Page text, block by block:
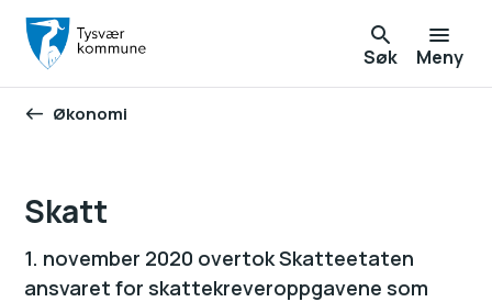
Søk Meny
Du er her:
Økonomi
Skatt
1. november 2020 overtok Skatteetaten
ansvaret for skattekreveroppgavene som